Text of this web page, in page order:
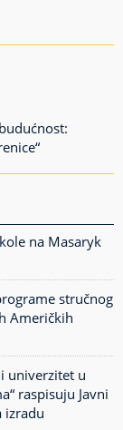
na Masaryk
stručnog
Američkih
univerzitet u
raspisuju Javni
izradu